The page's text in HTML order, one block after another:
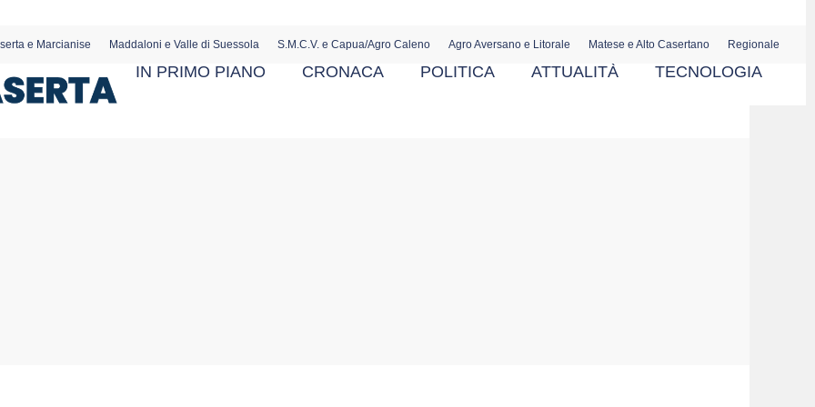
e Marcianise Maddaloni e Valle di Suessola S.M.C.V. e Capua/Agro Caleno Agro Aversano e Litorale Matese e Alto Casertano Regionale
IN PRIMO PIANO CRONACA POLITICA ATTUALITÀ TECNOLOGIA